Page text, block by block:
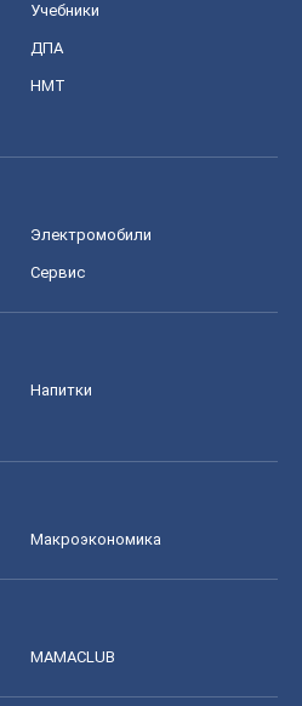
Учебники
ДПА
НМТ
Электромобили
Сервис
Напитки
Mакроэкономика
MAMACLUB